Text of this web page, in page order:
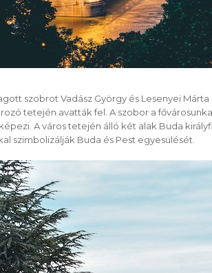
szobrot Vadász György és Lesenyei
tetején avatták fel. A szobor a
A város tetején álló két alak Buda
szimbolizálják Buda és Pest egyesülését.